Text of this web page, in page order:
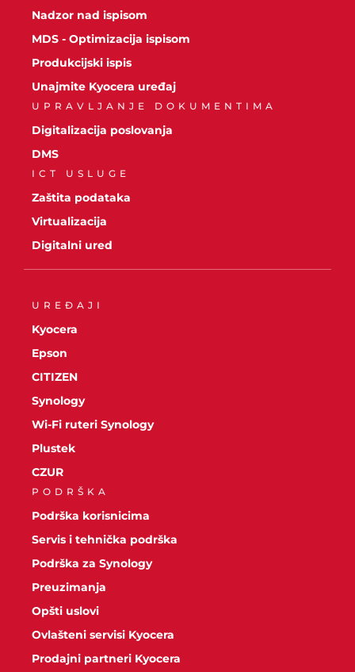
Nadzor nad ispisom
MDS - Optimizacija ispisom
Produkcijski ispis
Unajmite Kyocera uređaj
UPRAVLJANJE DOKUMENTIMA
Digitalizacija poslovanja
DMS
ICT USLUGE
Zaštita podataka
Virtualizacija
Digitalni ured
UREĐAJI
Kyocera
Epson
CITIZEN
Synology
Wi-Fi ruteri Synology
Plustek
CZUR
PODRŠKA
Podrška korisnicima
Servis i tehnička podrška
Podrška za Synology
Preuzimanja
Opšti uslovi
Ovlašteni servisi Kyocera
Prodajni partneri Kyocera